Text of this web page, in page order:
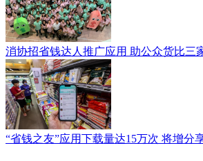
消协招省钱达人推广应用 助公众货比三
“省钱之友”应用下载量达15万次 将增分